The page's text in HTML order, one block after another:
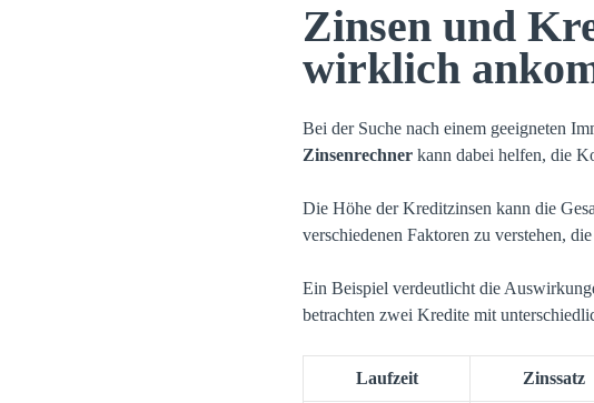
Zinsen und
wirklich
Bei der Suche nach einem geeigneten
Zinsenrechner kann dabei helfen, die
Die Höhe der Kreditzinsen kann die
verschiedenen Faktoren zu verstehen,
Ein Beispiel verdeutlicht die
betrachten zwei Kredite mit
Laufzeit Zinssatz